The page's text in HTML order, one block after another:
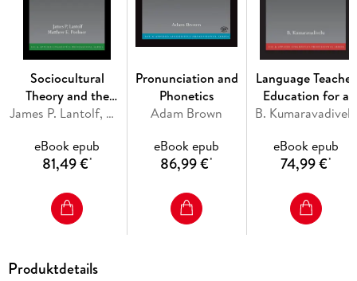
Sociocultural
Theory and the
Pedagogical
Education
James P. Lantolf, Matthew E. Poehner
eBook epub
81,49 €*
Pronunciation and
Phonetics
Adam Brown
eBook epub
86,99 €*
Language Teacher
Education for a
Global Society
B. Kumaravadivelu
eBook epub
74,99 €*
Produktdetails